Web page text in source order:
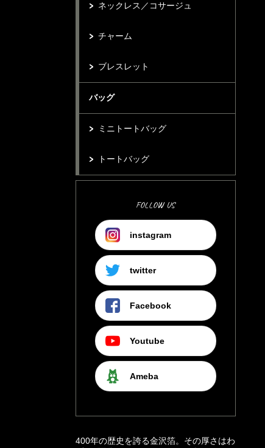
ネックレス／コサージュ
チャーム
ブレスレット
バッグ
ミニトートバッグ
トートバッグ
FOLLOW US
instagram
twitter
Facebook
Youtube
Ameba
400年の歴史を誇る金沢箔。その厚さはわ